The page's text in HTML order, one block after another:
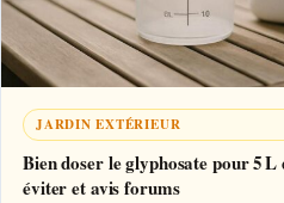
JARDIN EXTÉRIEUR
Bien doser le glyphosate pour 5 L
éviter et avis forums